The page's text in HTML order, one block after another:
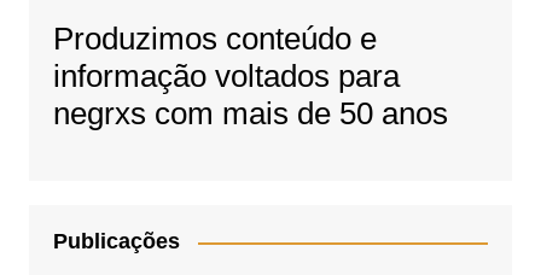
Produzimos conteúdo e
informação voltados para
negrxs com mais de 50 anos
Publicações